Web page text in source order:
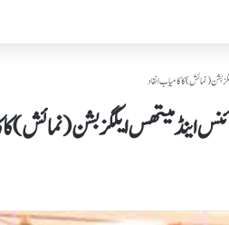
( نمائش) کا کامیاب انقاد
اینڈ میتھس ایکگزبشن ( نمائش)